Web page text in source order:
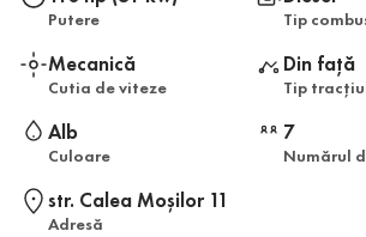
Putere Tip
Mecanică
Cutia de viteze
Din față
Tip
Alb
Culoare
7
Numărul
str. Calea Moşilor 11
Adresă